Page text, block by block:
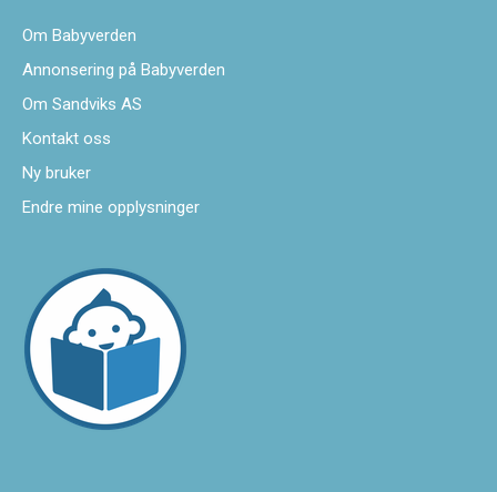
Om Babyverden
Annonsering på Babyverden
Om Sandviks AS
Kontakt oss
Ny bruker
Endre mine opplysninger